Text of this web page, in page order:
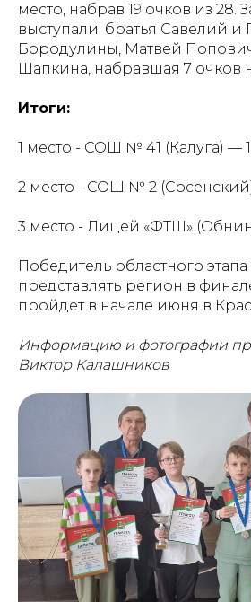
место, набрав 19 очков из 28.
выступали: братья Савелий и
Бородулины, Матвей
Шапкина, набравшая 7 очков
Итоги:
1 место - СОШ № 41 (Калуга) —
2 место - СОШ № 2
3 место - Лицей «ФТШ»
Победитель областного этапа
представлять регион в
пройдет в начале июня в
Информацию и фотографии
Виктор Калашников